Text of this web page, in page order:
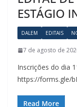
ESTÁGIO
DALEM EDITAIS
7 de agosto de
Inscrições do dia
https://forms.gle/
Read More